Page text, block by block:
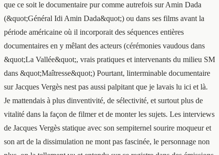
que ce soit le documentaire pur comme autrefois sur Amin Dada
(&quot;Général Idi Amin Dada&quot;) ou dans ses films avant la
période américaine où il incorporait des séquences entières
documentaires en y mêlant des acteurs (cérémonies vaudous dans
&quot;La Vallée&quot;, vrais pratiques et intervenants du milieu SM
dans &quot;Maîtresse&quot;) Pourtant, linterminable documentaire
sur Jacques Vergès nest pas aussi palpitant que je lavais lu ici et là.
Je mattendais à plus dinventivité, de sélectivité, et surtout plus de
vitalité dans la façon de filmer et de monter les sujets. Les interviews
de Jacques Vergès statique avec son sempiternel sourire moqueur et
son art de la dissimulation ne mont pas fascinée, le personnage non